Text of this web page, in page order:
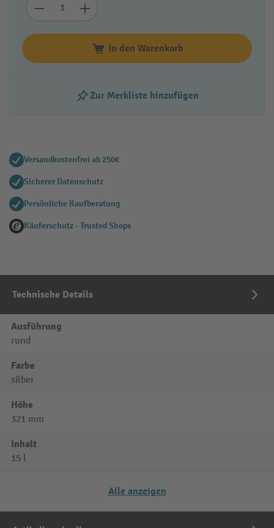
In den Warenkorb
Zur Merkliste hinzufügen
Versandkostenfrei ab 250€
Sicherer Datenschutz
Persönliche Kaufberatung
Käuferschutz - Trusted Shops
Technische Details
Ausführung
rund
Farbe
silber
Höhe
321 mm
Inhalt
15 l
Alle anzeigen